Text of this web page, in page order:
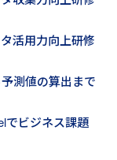
活用力向上研修
測値の算出まで
でビジネス課題